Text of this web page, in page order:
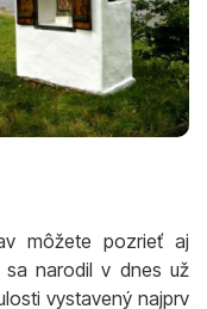
môžete pozrieť aj
sa narodil v dnes už
vystavený najprv